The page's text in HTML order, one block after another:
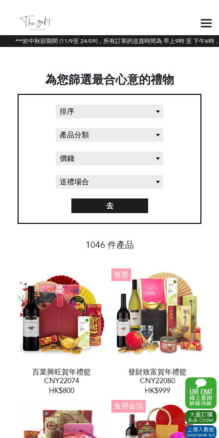
***於中秋節期間 (11/9至 24/09)，所有訂單的送貨時間為 早上9時 至 下午6時
為您篩選最合心意的禮物
排序
產品分類
價錢
送禮場合
去
1046 件產品
百業興旺賀年禮籃
CNY22074
HK$800
售罄
發財致富賀年禮籃
CNY22080
HK$999
食用金箔